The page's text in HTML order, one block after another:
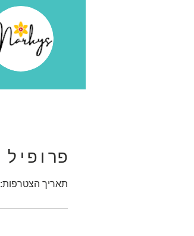
פרופיל
תאריך הצטרפות: 2 באוק׳ 2023